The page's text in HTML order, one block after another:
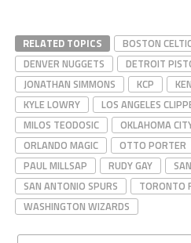
RELATED TOPICS BOSTON
DENVER NUGGETS
DETROIT
JONATHAN SIMMONS
KCP
KYLE LOWRY
LOS ANGELES
MILOS TEODOSIC
OKLAHOMA
ORLANDO MAGIC
OTTO PORTER
PAUL MILLSAP
RUDY GAY
SAN ANTONIO SPURS
TORONTO
WASHINGTON WIZARDS